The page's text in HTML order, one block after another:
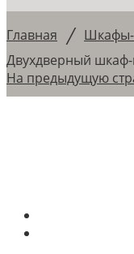
Главная / Шкафы-
Двухдверный
На предыдущую